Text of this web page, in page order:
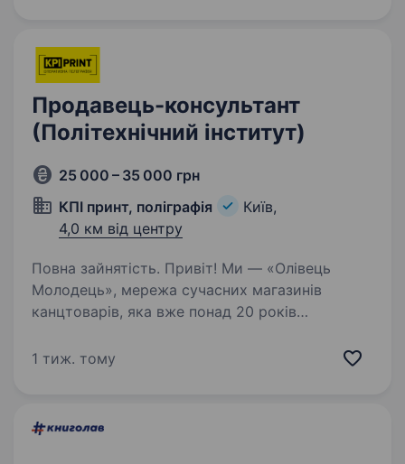
Продавець-консультант
(Політехнічний інститут)
25 000 – 35 000 грн
КПІ принт, поліграфія
Київ,
4,0 км від центру
Повна зайнятість. Привіт! Ми — «Олівець
Молодець», мережа сучасних магазинів
канцтоварів, яка вже понад 20 років
канцелярські товари. Налічуємо 13 локацій
1 тиж. тому